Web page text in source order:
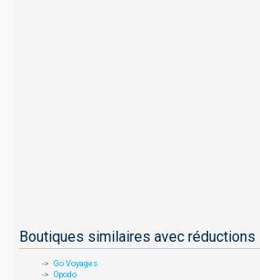
Boutiques similaires avec réductions
Go Voyages
Opodo